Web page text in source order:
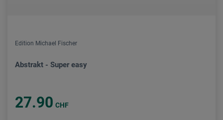
Edition Michael Fischer
Abstrakt - Super easy
27.90 CHF